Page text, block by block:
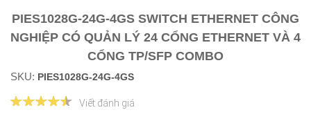
PIES1028G-24G-4GS SWITCH ETHERNET CÔNG
NGHIỆP CÓ QUẢN LÝ 24 CỔNG ETHERNET VÀ 4
CỔNG TP/SFP COMBO
SKU: PIES1028G-24G-4GS
Viết đánh giá